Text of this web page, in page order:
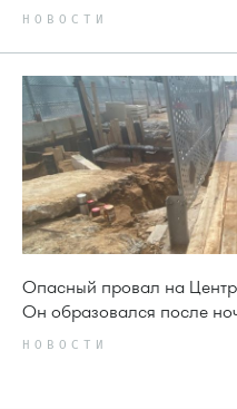
НОВОСТИ
Опасный провал на
Он образовался после
НОВОСТИ